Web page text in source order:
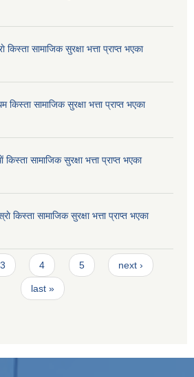
सामाजिक सुरक्षा भत्ता प्राप्त भएका
सामाजिक सुरक्षा भत्ता प्राप्त भएका
सामाजिक सुरक्षा भत्ता प्राप्त भएका
सामाजिक सुरक्षा भत्ता प्राप्त भएका
3 4 5 next ›
last »